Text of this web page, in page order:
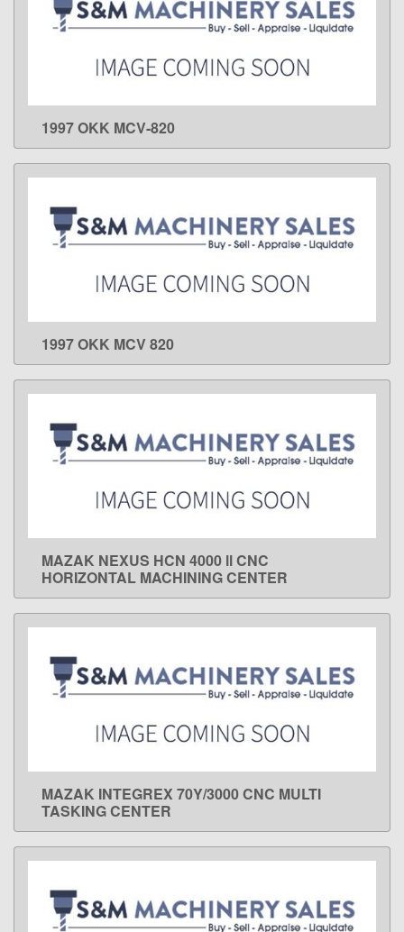
LEARN MORE
1997 OKK MCV-820
LEARN MORE
1997 OKK MCV 820
LEARN MORE
MAZAK NEXUS HCN 4000 ll CNC
HORIZONTAL MACHINING CENTER
LEARN MORE
MAZAK INTEGREX 70Y/3000 CNC MULTI
TASKING CENTER